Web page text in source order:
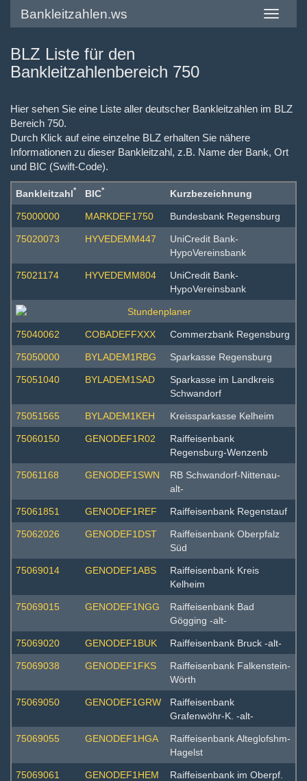
Toggle
Bankleitzahlen.ws
BLZ Liste für den
Bankleitzahlenbereich 750
Hier sehen Sie eine Liste aller deutscher Bankleitzahlen im BLZ
Bereich 750.
Durch Klick auf eine einzelne BLZ erhalten Sie nähere
Informationen zu dieser Bankleitzahl, z.B. Name der Bank, Ort
und BIC (Swift-Code).
Bankleitzahl* BIC* Kurzbezeichnung
75000000 MARKDEF1750 Bundesbank Regensburg
75020073 HYVEDEMM447
UniCredit Bank-
HypoVereinsbank
75021174 HYVEDEMM804
UniCredit Bank-
HypoVereinsbank
75040062 COBADEFFXXX Commerzbank Regensburg
75050000 BYLADEM1RBG Sparkasse Regensburg
75051040 BYLADEM1SAD
Sparkasse im Landkreis
Schwandorf
75051565 BYLADEM1KEH Kreissparkasse Kelheim
75060150 GENODEF1R02
Raiffeisenbank
Regensburg-Wenzenb
75061168 GENODEF1SWN
RB Schwandorf-Nittenau-
alt-
75061851 GENODEF1REF Raiffeisenbank Regenstauf
75062026 GENODEF1DST
Raiffeisenbank Oberpfalz
Süd
75069014 GENODEF1ABS
Raiffeisenbank Kreis
Kelheim
75069015 GENODEF1NGG
Raiffeisenbank Bad
Gögging -alt-
75069020 GENODEF1BUK Raiffeisenbank Bruck -alt-
75069038 GENODEF1FKS
Raiffeisenbank Falkenstein-
Wörth
75069050 GENODEF1GRW
Raiffeisenbank
Grafenwöhr-K. -alt-
75069055 GENODEF1HGA
Raiffeisenbank Alteglofshm-
Hagelst
75069061 GENODEF1HEM
Raiffeisenbank im Oberpf.